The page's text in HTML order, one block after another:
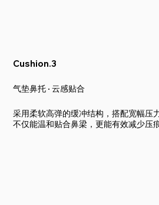
Cushion.3
气垫鼻托 · 云感贴合
采用柔软高弹的缓冲结构，搭配宽幅压
不仅能温和贴合鼻梁，更能有效减少压